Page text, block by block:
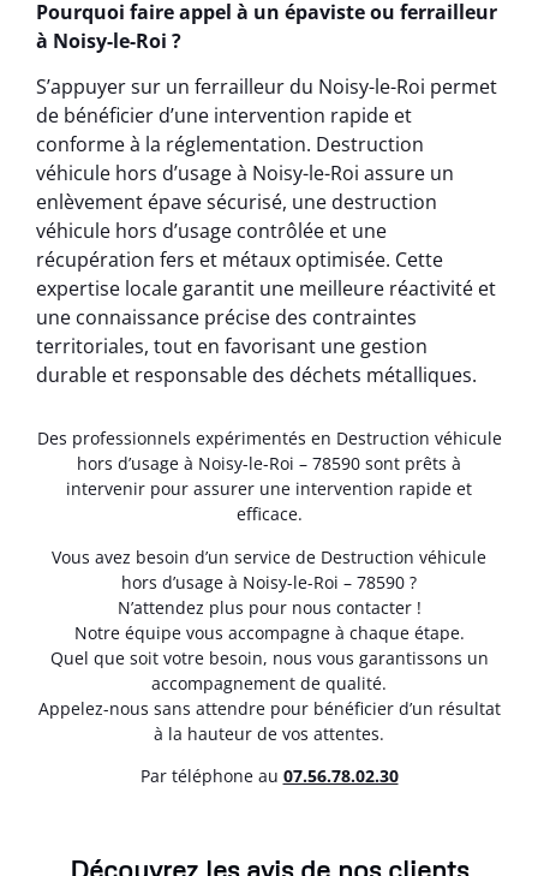
Pourquoi faire appel à un épaviste ou ferrailleur
à Noisy-le-Roi ?
S’appuyer sur un ferrailleur du Noisy-le-Roi permet
de bénéficier d’une intervention rapide et
conforme à la réglementation. Destruction
véhicule hors d’usage à Noisy-le-Roi assure un
enlèvement épave sécurisé, une destruction
véhicule hors d’usage contrôlée et une
récupération fers et métaux optimisée. Cette
expertise locale garantit une meilleure réactivité et
une connaissance précise des contraintes
territoriales, tout en favorisant une gestion
durable et responsable des déchets métalliques.
Des professionnels expérimentés en Destruction véhicule
hors d’usage à Noisy-le-Roi – 78590 sont prêts à
intervenir pour assurer une intervention rapide et
efficace.
Vous avez besoin d’un service de Destruction véhicule
hors d’usage à Noisy-le-Roi – 78590 ?
N’attendez plus pour nous contacter !
Notre équipe vous accompagne à chaque étape.
Quel que soit votre besoin, nous vous garantissons un
accompagnement de qualité.
Appelez-nous sans attendre pour bénéficier d’un résultat
à la hauteur de vos attentes.
Par téléphone au 07.56.78.02.30